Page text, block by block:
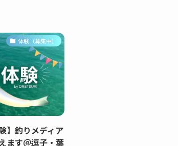
体験（募集中）
】釣りメディア
ます＠逗子・葉